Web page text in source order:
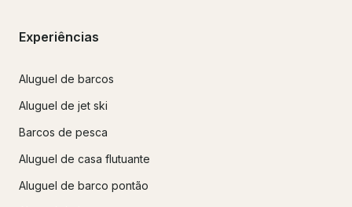
Experiências
Aluguel de barcos
Aluguel de jet ski
Barcos de pesca
Aluguel de casa flutuante
Aluguel de barco pontão